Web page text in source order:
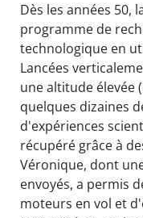
Dès les années 50,
programme de
technologique en
Lancées
une altitude élevée
quelques dizaines
d'expériences
récupéré grâce à
Véronique, dont
envoyés, a permis
moteurs en vol et